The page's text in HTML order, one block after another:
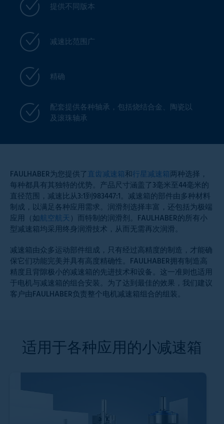
提供不同版本
减速比范围广
精确
配套提供各种轴承，包括烧结合金、陶瓷以
及滚珠轴承
FAULHABER为您提供了直齿减速箱和行星减速箱两种选择，
每种都具有其独特的优势。产品尺寸涵盖了3毫米至44毫米的
直径范围，减速比从3:1到983447:1。减速箱的部件由多种材料
制成，以满足各种应用需求。润滑剂选择丰富，还包括为极端
应用（如航空航天）而特制的润滑剂。FAULHABER的所有小
型减速箱均采用终身润滑技术，从而无需再次润滑。
减速箱由众多运动部件组成，只有经过高精度的制造，才能确
保它们功能完美并具有高度精确性。FAULHABER拥有制造高
精度且背隙极小的减速箱的先进技术和设备。这一准则也适用
于电机与减速箱的组合安装。为了达到最佳的效果，我们建议
客户由FAULHABER负责整个电机减速箱组合的组装。
适用于各种应用的小减速箱